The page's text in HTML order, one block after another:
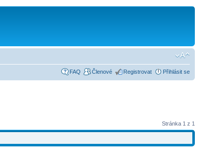
FAQ Členové Registrovat Přihlásit se
Stránka 1 z 1